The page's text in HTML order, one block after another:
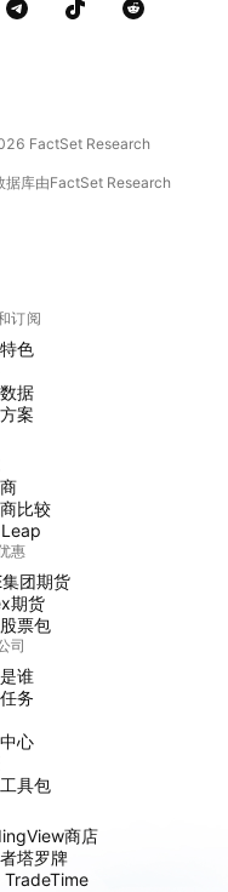
FactSet Research
库由FactSet Research
订阅
色
据
案
比较
惠
团期货
期货
票包
司
谁
务
心
具包
商店
塔罗牌